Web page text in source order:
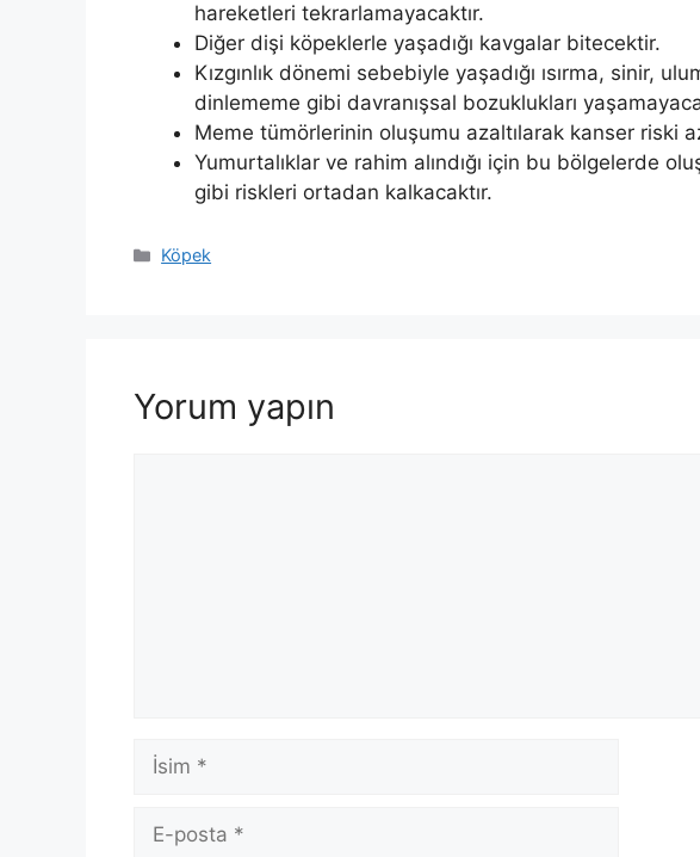
hareketleri tekrarlamayacaktır.
Diğer dişi köpeklerle yaşadığı kavgalar bitecektir.
Kızgınlık dönemi sebebiyle yaşadığı ısırma, sinir,
dinlememe gibi davranışsal bozuklukları
Meme tümörlerinin oluşumu azaltılarak kanser riski
Yumurtalıklar ve rahim alındığı için bu bölgelerde
gibi riskleri ortadan kalkacaktır.
Kategoriler
Köpek
Yorum yapın
İsim
posta